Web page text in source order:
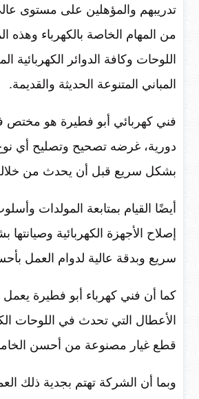
تدريبهم والمؤهلين على مستوى عالي
من المهام الخاصة بالكهرباء وهذه
اللوحات وكافة الدوائر الكهربائية
المباني المتنوعة الحديثة والقديمة.
فني كهربائي أبو فطيرة هو مختص
دورية، غرضه تصحيح وتصليح أي
بشكل سريع قبل أن يحدث من
أيضًا القيام بمتابعة المولدات
إصلاح الأجهزة الكهربائية
سريع وبدقة عالية لدوام العمل
كما أن فني كهرباء أبو فطيرة
الأعطال التي تحدث في اللوحات
قطع غيار مصنوعة من أحسن
وبما أن الشركة تهتم بجدية ذلك